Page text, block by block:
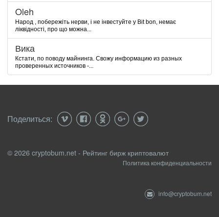
Oleh
Народ , побережіть нерви, і не інвестуйте у Bit bon, немає
ліквідності, про що можна...
Вика
Кстати, по поводу майнинга. Свожу информацию из разных
проверенных источников -...
Поделиться:
© 2026 cryptobum.net - Рейтинг бирж криптовалют
Политика конфиденциальности
info@cryptobum.net